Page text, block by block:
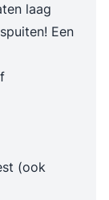
laag
Een
(ook